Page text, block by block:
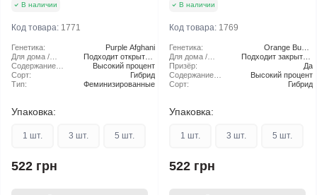
В наличии
Код товара: 1771
Генетика:
Purple Afghani
Для дома /
улицы:
Подходит открытый
грунт
Содержание
ТГК:
Высокий процент
Сорт:
Гибрид
Тип:
Феминизированные
Упаковка:
1 шт. 3 шт. 5 шт.
522 грн
В наличии
Код товара: 1769
Генетика:
Orange Bud X
Californian Orange
Для дома /
улицы:
Подходит закрытый
грунт
Призёр:
Да
Содержание
ТГК:
Высокий процент
Сорт:
Гибрид
Упаковка:
1 шт. 3 шт. 5 шт.
522 грн